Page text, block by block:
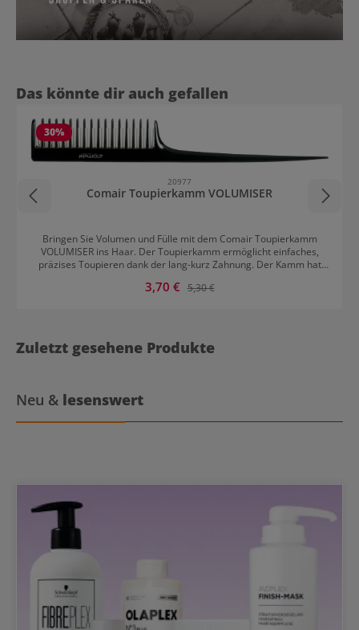
Produktgalerie überspringen
Das könnte dir auch gefallen
30%
20977
Comair Toupierkamm VOLUMISER
Bringen Sie Volumen und Fülle mit dem Comair Toupierkamm
VOLUMISER ins Haar. Der Toupierkamm ermöglicht einfaches,
präzises Toupieren dank der lang-kurz Zahnung. Der Kamm hat
abwaschbar ist, ist er sehr hygienisch.
Verkaufspreis:
3,70 € Regulärer Preis:
5,30 €
Zuletzt gesehene Produkte
Neu & lesenswert